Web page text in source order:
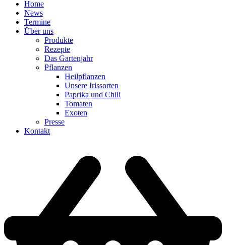
Home
News
Termine
Über uns
Produkte
Rezepte
Das Gartenjahr
Pflanzen
Heilpflanzen
Unsere Irissorten
Paprika und Chili
Tomaten
Exoten
Presse
Kontakt